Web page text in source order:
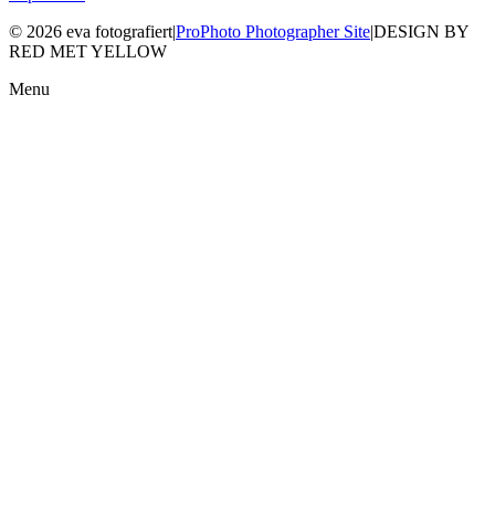
© 2026 eva fotografiert|ProPhoto Photographer Site|DESIGN BY
RED MET YELLOW
Menu